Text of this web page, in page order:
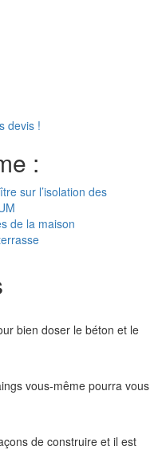
devis !
:
sur l’isolation des
de la maison
bien doser le béton et le
vous-même pourra vous
de construire et il est